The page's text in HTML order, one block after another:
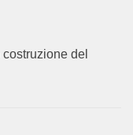
costruzione del